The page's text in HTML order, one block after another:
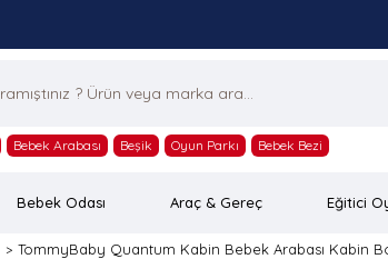
Bebek Arabası Beşik Oyun Parkı Bebek Bezi
Bebek Odası Araç & Gereç Eğitici
TommyBaby Quantum Kabin Bebek Arabası Kabin